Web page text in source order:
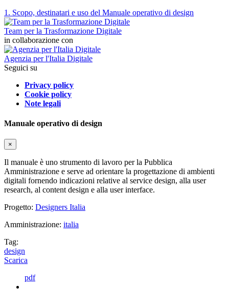
1. Scopo, destinatari e uso del Manuale operativo di design
Team per la Trasformazione Digitale
in collaborazione con
Agenzia per l'Italia Digitale
Seguici su
Privacy policy
Cookie policy
Note legali
Manuale operativo di design
×
Il manuale è uno strumento di lavoro per la Pubblica
Amministrazione e serve ad orientare la progettazione di ambienti
digitali fornendo indicazioni relative al service design, alla user
research, al content design e alla user interface.
Progetto: Designers Italia
Amministrazione: italia
Tag:
design
Scarica
pdf